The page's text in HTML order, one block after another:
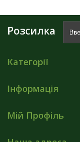
Розсилка
Категорії
Інформація
Мій Профіль